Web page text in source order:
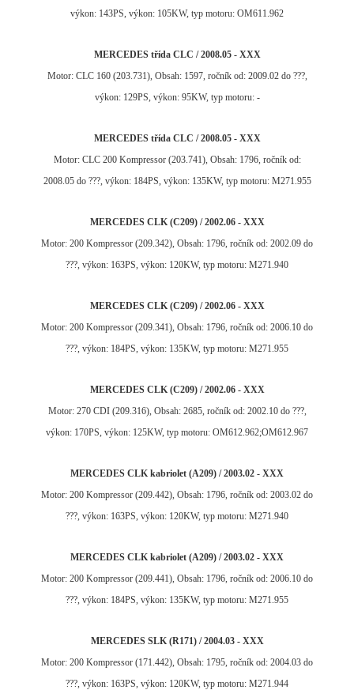
výkon: 143PS, výkon: 105KW, typ motoru: OM611.962
MERCEDES třída CLC / 2008.05 - XXX
Motor: CLC 160 (203.731), Obsah: 1597, ročník od: 2009.02 do ???,
výkon: 129PS, výkon: 95KW, typ motoru: -
MERCEDES třída CLC / 2008.05 - XXX
Motor: CLC 200 Kompressor (203.741), Obsah: 1796, ročník od:
2008.05 do ???, výkon: 184PS, výkon: 135KW, typ motoru: M271.955
MERCEDES CLK (C209) / 2002.06 - XXX
Motor: 200 Kompressor (209.342), Obsah: 1796, ročník od: 2002.09 do
???, výkon: 163PS, výkon: 120KW, typ motoru: M271.940
MERCEDES CLK (C209) / 2002.06 - XXX
Motor: 200 Kompressor (209.341), Obsah: 1796, ročník od: 2006.10 do
???, výkon: 184PS, výkon: 135KW, typ motoru: M271.955
MERCEDES CLK (C209) / 2002.06 - XXX
Motor: 270 CDI (209.316), Obsah: 2685, ročník od: 2002.10 do ???,
výkon: 170PS, výkon: 125KW, typ motoru: OM612.962;OM612.967
MERCEDES CLK kabriolet (A209) / 2003.02 - XXX
Motor: 200 Kompressor (209.442), Obsah: 1796, ročník od: 2003.02 do
???, výkon: 163PS, výkon: 120KW, typ motoru: M271.940
MERCEDES CLK kabriolet (A209) / 2003.02 - XXX
Motor: 200 Kompressor (209.441), Obsah: 1796, ročník od: 2006.10 do
???, výkon: 184PS, výkon: 135KW, typ motoru: M271.955
MERCEDES SLK (R171) / 2004.03 - XXX
Motor: 200 Kompressor (171.442), Obsah: 1795, ročník od: 2004.03 do
???, výkon: 163PS, výkon: 120KW, typ motoru: M271.944